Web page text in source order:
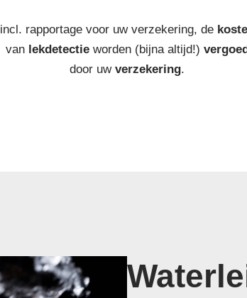
incl. rapportage voor uw verzekering, de
van lekdetectieworden (bijna altijd!)
door uw verzekering.